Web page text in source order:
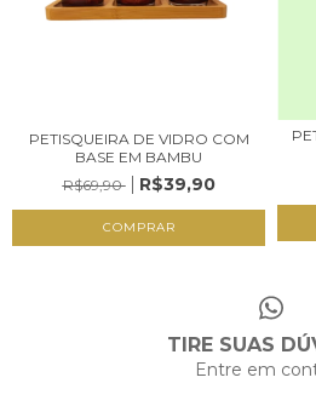
PETISQUEIRA DE VIDRO COM
BASE EM BAMBU
R$69,90
R$39,90
COMPRAR
TIRE SUAS
Entre em